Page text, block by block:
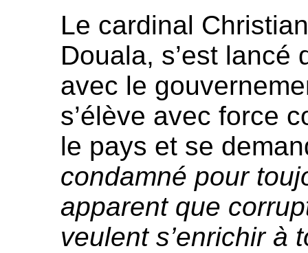
Le cardinal
Douala, s’est lancé
avec le
s’élève avec force
le pays et se
condamné pour
apparent que
veulent s’enrichir à